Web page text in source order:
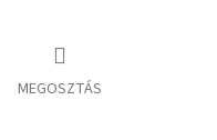
MEGOSZTÁS